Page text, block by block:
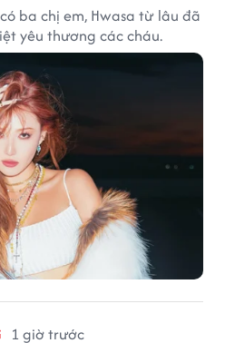
ba chị em, Hwasa từ lâu đã
yêu thương các cháu.
1 giờ trước